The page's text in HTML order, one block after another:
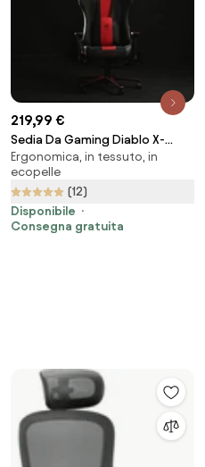
219,99 €
Sedia Da Gaming Diablo X-
Player 2.0 in materiale Normal
Size: Bianco-nero
Ergonomica, in tessuto, in
ecopelle
(12)
Disponibile
Consegna gratuita